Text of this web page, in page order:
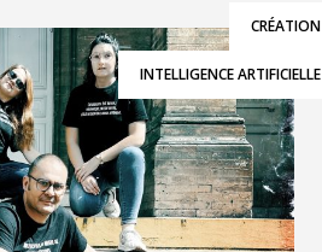
CRÉATION
INTELLIGENCE ARTIFICIELLE